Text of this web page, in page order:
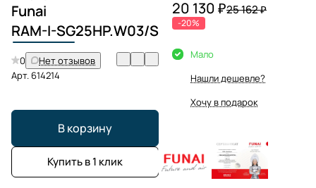
Funai
RAM-I-SG25HP.W03/S
0
Нет отзывов
Арт.614214
В корзину
Купить в 1 клик
20 130 ₽25 162 ₽
-20%
Мало
Нашли дешевле?
Хочу в подарок